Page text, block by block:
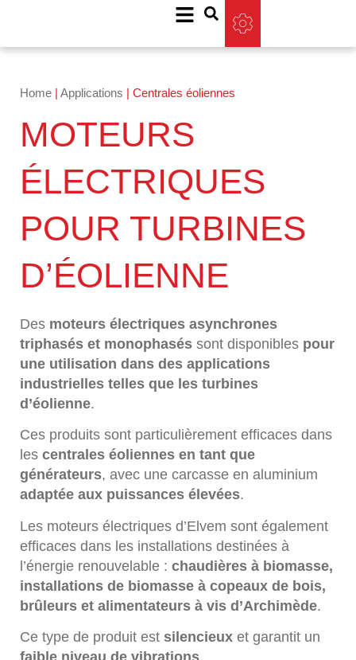
Home | Applications | Centrales éoliennes
MOTEURS
ÉLECTRIQUES
POUR TURBINES
D’ÉOLIENNE
Des moteurs électriques asynchrones
triphasés et monophasés sont disponibles pour
une utilisation dans des applications
industrielles telles que les turbines
d’éolienne.
Ces produits sont particulièrement efficaces dans
les centrales éoliennes en tant que
générateurs, avec une carcasse en aluminium
adaptée aux puissances élevées.
Les moteurs électriques d’Elvem sont également
efficaces dans les installations destinées à
l’énergie renouvelable : chaudières à biomasse,
installations de biomasse à copeaux de bois,
brûleurs et alimentateurs à vis d’Archimède.
Ce type de produit est silencieux et garantit un